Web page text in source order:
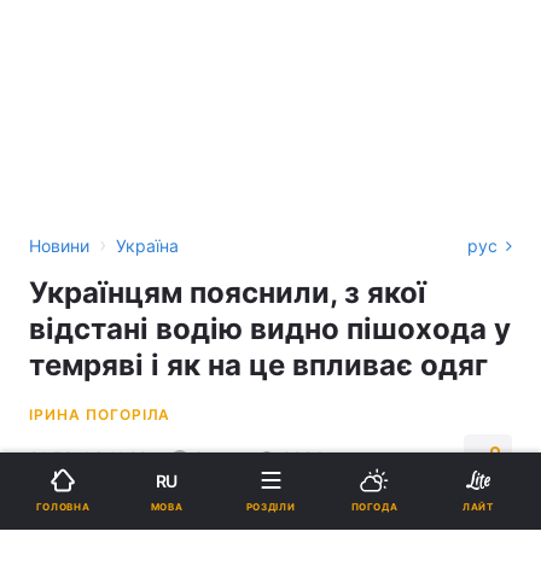
Новини › Україна рус
Українцям пояснили, з якої
відстані водію видно пішохода у
темряві і як на це впливає одяг
ІРИНА ПОГОРІЛА
21:52, 03.11.22 3 хв. 3896
Підпишіться на нас в Google
ГОЛОВНА
RU
МОВА РОЗДІЛИ ПОГОДА ЛАЙТ